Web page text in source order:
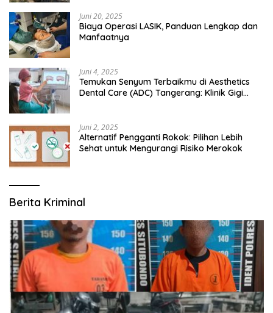
Juni 20, 2025
Biaya Operasi LASIK, Panduan Lengkap dan
Manfaatnya
Juni 4, 2025
Temukan Senyum Terbaikmu di Aesthetics
Dental Care (ADC) Tangerang: Klinik Gigi
Juni 2, 2025
Alternatif Pengganti Rokok: Pilihan Lebih
Sehat untuk Mengurangi Risiko Merokok
Berita Kriminal